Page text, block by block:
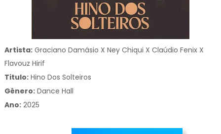
Artista:Graciano Damásio X Ney Chiqui X Claúdio Fenix X
Flavouz Hirif
Titulo:Hino Dos Solteiros
Gênero: Dance Hall
Ano:2025